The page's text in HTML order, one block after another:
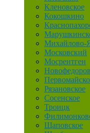
Кленовское
Кокошкино
Михайлово-
Московский
Мосрентген
Рязановское
Сосенское
Троицк
Щаповское